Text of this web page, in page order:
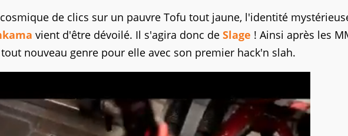
de clics sur un pauvre Tofu tout jaune, l'identité
vient d'être dévoilé. Il s'agira donc de Slage ! Ainsi après les
nouveau genre pour elle avec son premier hack'n slah.